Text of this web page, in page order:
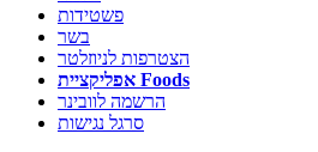
פשטידות
בשר
הצטרפות לניוזלטר
אפליקציית Foods
הרשמה לוובינר
סרגל נגישות